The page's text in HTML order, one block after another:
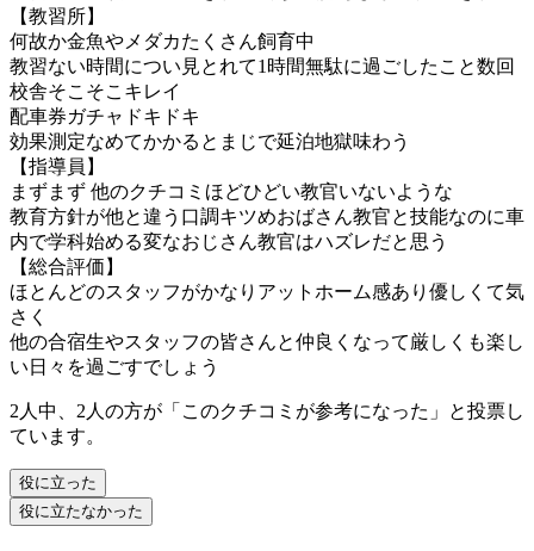
【教習所】
何故か金魚やメダカたくさん飼育中
教習ない時間につい見とれて1時間無駄に過ごしたこと数回
校舎そこそこキレイ
配車券ガチャドキドキ
効果測定なめてかかるとまじで延泊地獄味わう
【指導員】
まずまず 他のクチコミほどひどい教官いないような
教育方針が他と違う口調キツめおばさん教官と技能なのに車
内で学科始める変なおじさん教官はハズレだと思う
【総合評価】
ほとんどのスタッフがかなりアットホーム感あり優しくて気
さく
他の合宿生やスタッフの皆さんと仲良くなって厳しくも楽し
い日々を過ごすでしょう
2人中、2人の方が「このクチコミが参考になった」と投票し
ています。
役に立った
役に立たなかった